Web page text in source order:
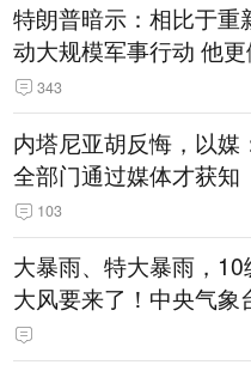
特朗普暗示：相比于重
动大规模军事行动 他
经济施压
343
内塔尼亚胡反悔，以媒
全部门通过媒体才获知
103
大暴雨、特大暴雨，
大风要来了！中央气象
天到明天，浙江、安徽